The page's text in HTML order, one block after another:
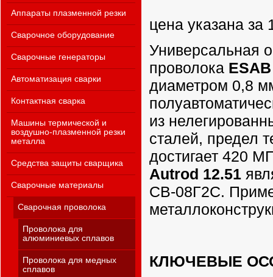
Аппараты плазменной резки
Сварочное оборудование
Сварочные генераторы
Автоматизация сварки
Контактная сварка
Машины термической и
воздушно-плазменной резки
металла
Средства защиты сварщика
Сварочные материалы
Сварочная проволока
Проволока для
алюминиевых сплавов
Проволока для медных
сплавов
цена указана за
Универсальная
проволока
диаметром 0,8
из
сталей, предел
достигает 420
Autrod 12.51
СВ-08Г2С.
КЛЮЧЕВЫЕ